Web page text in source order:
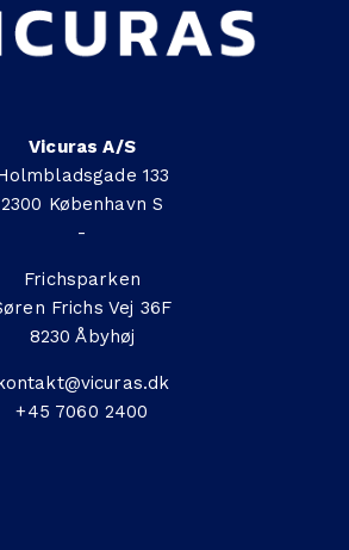
Vicuras A/S
133
2300 København S
-
Frichsparken
Frichs Vej 36F
8230 Åbyhøj
+45 7060 2400